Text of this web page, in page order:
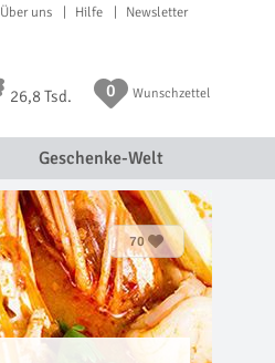
Über uns Hilfe Newsletter
26,8 Tsd. 0 Wunschzettel
Geschenke-Welt
70